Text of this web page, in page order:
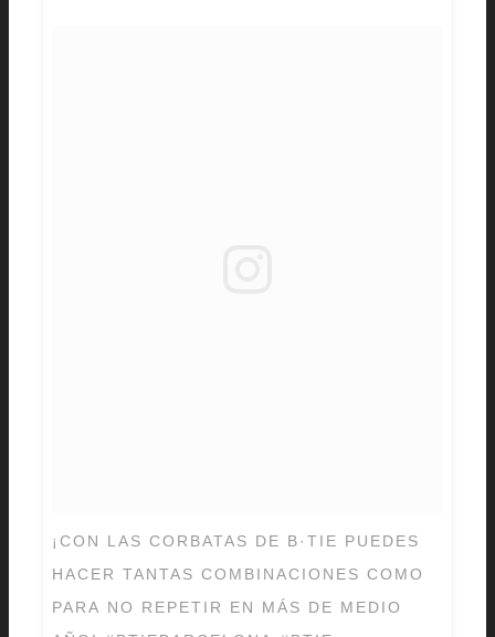
¡CON LAS CORBATAS DE B·TIE PUEDES
HACER TANTAS COMBINACIONES COMO
PARA NO REPETIR EN MÁS DE MEDIO